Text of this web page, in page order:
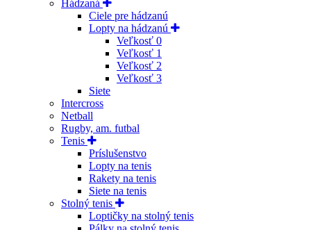
Hádzaná
Ciele pre hádzanú
Lopty na hádzanú
Veľkosť 0
Veľkosť 1
Veľkosť 2
Veľkosť 3
Siete
Intercross
Netball
Rugby, am. futbal
Tenis
Príslušenstvo
Lopty na tenis
Rakety na tenis
Siete na tenis
Stolný tenis
Loptičky na stolný tenis